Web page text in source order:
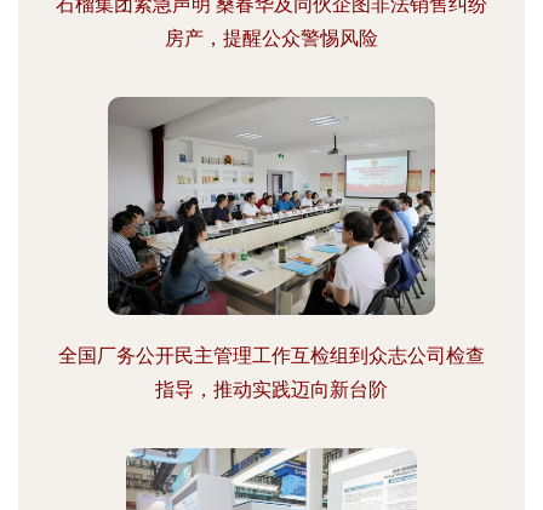
房产，提醒公众警惕风险
全国厂务公开民主管理工作互检组到众志公司检查
指导，推动实践迈向新台阶